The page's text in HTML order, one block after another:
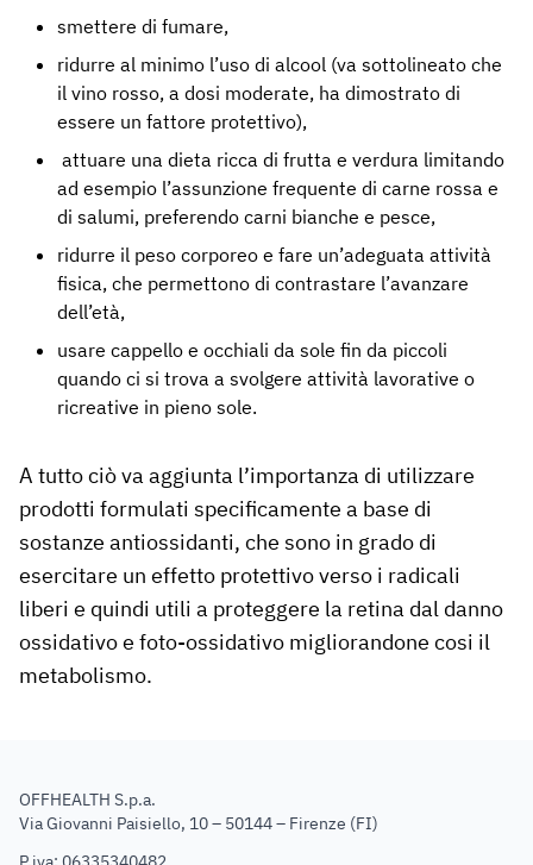
smettere di fumare,
ridurre al minimo l’uso di alcool (va sottolineato che
il vino rosso, a dosi moderate, ha dimostrato di
essere un fattore protettivo),
attuare una dieta ricca di frutta e verdura limitando
ad esempio l’assunzione frequente di carne rossa e
di salumi, preferendo carni bianche e pesce,
ridurre il peso corporeo e fare un’adeguata attività
fisica, che permettono di contrastare l’avanzare
dell’età,
usare cappello e occhiali da sole fin da piccoli
quando ci si trova a svolgere attività lavorative o
ricreative in pieno sole.
A tutto ciò va aggiunta l’importanza di utilizzare
prodotti formulati specificamente a base di
sostanze antiossidanti, che sono in grado di
esercitare un effetto protettivo verso i radicali
liberi e quindi utili a proteggere la retina dal danno
ossidativo e foto-ossidativo migliorandone cosi il
metabolismo.
OFFHEALTH S.p.a.
Via Giovanni Paisiello, 10 – 50144 – Firenze (FI)